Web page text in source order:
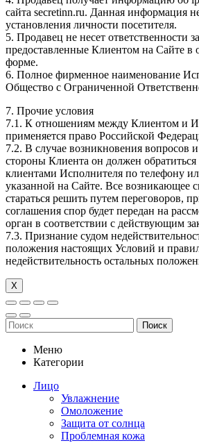
сайта secretinn.ru. Данная информация
установления личности посетителя.
5. Продавец не несет ответственности
предоставленные Клиентом на Сайте в
форме.
6. Полное фирменное наименование
Общество с Ограниченной
7. Прочие условия
7.1. К отношениям между Клиентом и
применяется право Российской
7.2. В случае возникновения вопросов
стороны Клиента он должен
клиентами Исполнителя по телефону
указанной на Сайте. Все возникающее
стараться решить путем переговоров,
соглашения спор будет передан на
орган в соответствии с действующим
7.3. Признание судом
положения настоящих Условий и
недействительность остальных
Х
Поиск
Меню
Категории
Лицо
Увлажнение
Омоложение
Защита от солнца
Проблемная кожа